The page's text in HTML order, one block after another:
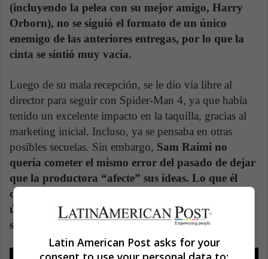
(incluyendo la pelea con su mejor amigo, Harry
Orborn), no se siguió el formato de un único
enemigo de las anteriores entregas, por lo que la
cinta se sintió muy vacía.
Luego de su mala recepción, se le dio vía libre al
director para seguir con Spider-Man 4, ya que había
tenido un excelente impacto en la taquilla, gracias al
marketing inicial. Incluso, ya se pensaba en otras
posibles secuelas. Sin embargo, Sam Raimi no
quería cometer el mismo error del pasado de dejar
que la productora “afecte” sus ideas. Lo que él
deseaba era crear una película de Spider-Man
única, como las primeras dos, con la intención de
superarlas.
Latin American Post asks for your